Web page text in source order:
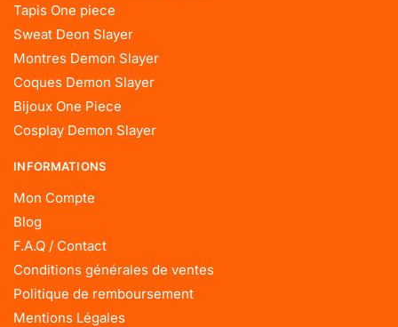
Tapis One piece
Sweat Deon Slayer
Montres Demon Slayer
Coques Demon Slayer
Bijoux One Piece
Cosplay Demon Slayer
INFORMATIONS
Mon Compte
Blog
F.A.Q / Contact
Conditions générales de ventes
Politique de remboursement
Mentions Légales